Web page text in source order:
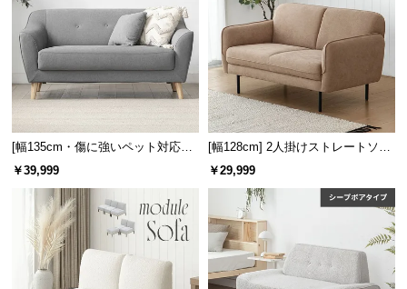
[幅135cm・傷に強いペット対応生
地] 天然木脚 2人掛けコンパクトソ
￥39,999
[幅128cm] 2人掛けストレートソフ
ァ
￥29,999